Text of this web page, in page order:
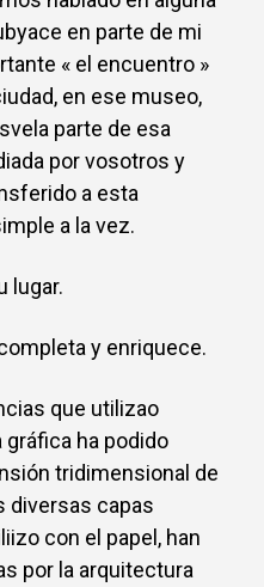
en parte de mi
« el encuentro »
en ese museo,
parte de esa
por vosotros y
a esta
a la vez.
lugar.
y enriquece.
que utilizao
ha podido
tridimensional de
diversas capas
con el papel, han
por la arquitectura